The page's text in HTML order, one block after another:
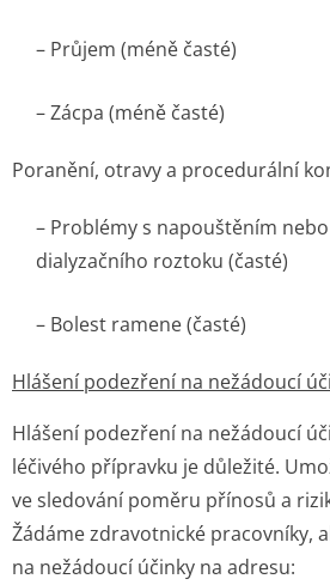
– Průjem (méně časté)
– Zácpa (méně časté)
Poranění, otravy a procedurální
– Problémy s napouštěním
dialyzačního roztoku (časté)
– Bolest ramene (časté)
Hlášení podezření na nežádoucí
Hlášení podezření na nežádoucí
léčivého přípravku je důležité.
ve sledování poměru přínosů a
Žádáme zdravotnické pracovníky,
na nežádoucí účinky na adresu: